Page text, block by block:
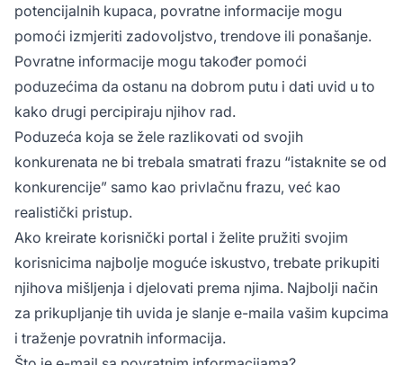
potencijalnih kupaca, povratne informacije mogu
pomoći izmjeriti zadovoljstvo, trendove ili ponašanje.
Povratne informacije mogu također pomoći
poduzećima da ostanu na dobrom putu i dati uvid u to
kako drugi percipiraju njihov rad.
Poduzeća koja se žele razlikovati od svojih
konkurenata ne bi trebala smatrati frazu “istaknite se od
konkurencije” samo kao privlačnu frazu, već kao
realistički pristup.
Ako kreirate korisnički portal i želite pružiti svojim
korisnicima najbolje moguće iskustvo, trebate prikupiti
njihova mišljenja i djelovati prema njima. Najbolji način
za prikupljanje tih uvida je slanje e-maila vašim kupcima
i traženje povratnih informacija.